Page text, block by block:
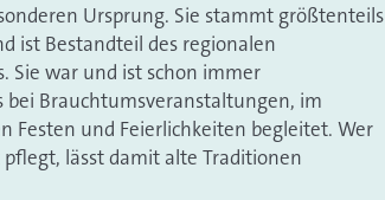
Ursprung. Sie stammt größtenteils
ist Bestandteil des regionalen
Sie war und ist schon immer
bei Brauchtumsveranstaltungen, im
Festen und Feierlichkeiten begleitet. Wer
pflegt, lässt damit alte Traditionen